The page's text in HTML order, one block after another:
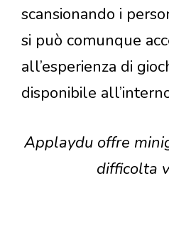
scansionando i
si può comunque
all’esperienza di
disponibile
Applaydu offre
difficolta